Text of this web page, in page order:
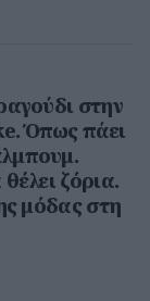
στην
Όπως πάει
ζόρια.
μόδας στη